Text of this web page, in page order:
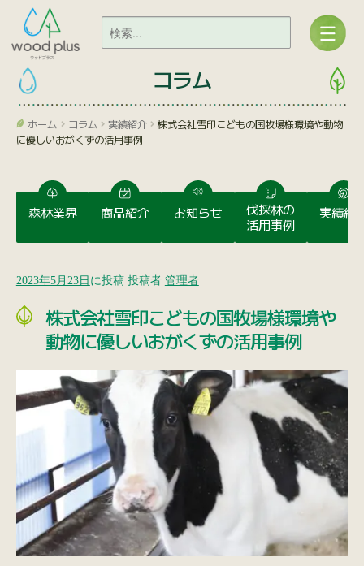
コラム
ホーム コラム 実績紹介
株式会社雪印こどもの国牧場様環境や動物
に優しいおがくずの活用事例
森林業界 商品紹介 お知らせ
伐採林の
活用事例
実績紹
2023年5月23日 に投稿 投稿者 管理者
株式会社雪印こどもの国牧場様環境や
動物に優しいおがくずの活用事例